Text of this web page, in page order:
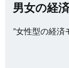
男女の経
”女性型の経済